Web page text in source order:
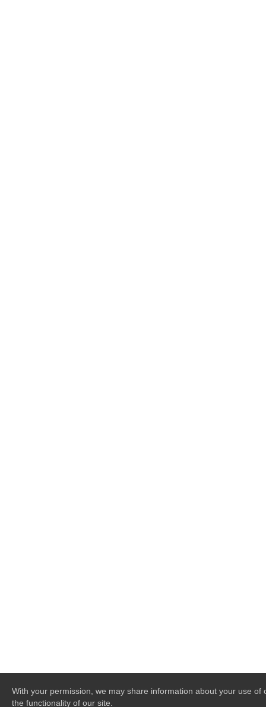
With your permission, we may share information about your use of
the functionality of our site.